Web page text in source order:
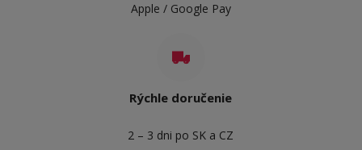
Apple / Google Pay
Rýchle doručenie
2 – 3 dni po SK a CZ